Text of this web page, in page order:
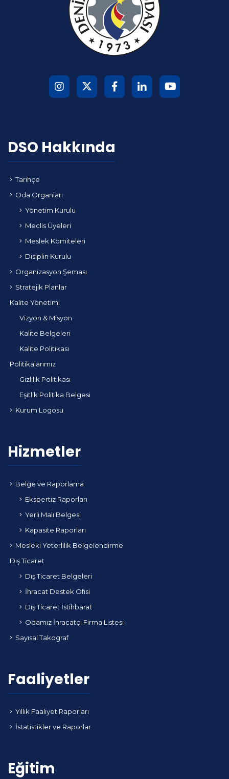
DSO Hakkında
Tarihçe
Oda Organları
Yönetim Kurulu
Meclis Üyeleri
Meslek Komiteleri
Disiplin Kurulu
Organizasyon Şeması
Stratejik Planlar
Kalite Yönetimi
Vizyon & Misyon
Kalite Belgeleri
Kalite Politikası
Politikalarımız
Gizlilik Politikası
Eşitlik Politika Belgesi
Kurum Logosu
Hizmetler
Belge ve Raporlama
Ekspertiz Raporları
Yerli Malı Belgesi
Kapasite Raporları
Mesleki Yeterlilik Belgelendirme
Dış Ticaret
Dış Ticaret Belgeleri
İhracat Destek Ofisi
Dış Ticaret İstihbarat
Odamız İhracatçı Firma Listesi
Sayısal Takograf
Faaliyetler
Yıllık Faaliyet Raporları
İstatistikler ve Raporlar
Eğitim